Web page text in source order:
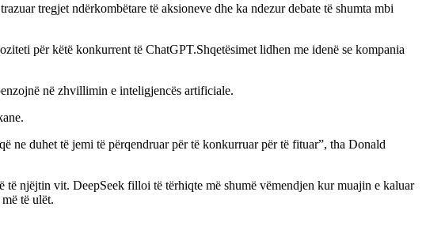
tregjet ndërkombëtare të aksioneve dhe ka ndezur debate të shumta mbi
për këtë konkurrent të ChatGPT.Shqetësimet lidhen me idenë se kompania
në zhvillimin e inteligjencës artificiale.
ne duhet të jemi të përqendruar për të konkurruar për të fituar”, tha Donald
njëjtin vit. DeepSeek filloi të tërhiqte më shumë vëmendjen kur muajin e kaluar
të ulët.